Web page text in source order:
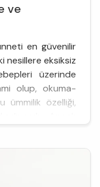
ve
en güvenilir
nesillere eksiksiz
üzerinde
olup, okuma-
ümmilik özelliği,